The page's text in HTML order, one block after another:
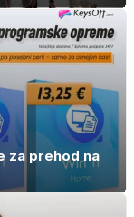
za prehod na